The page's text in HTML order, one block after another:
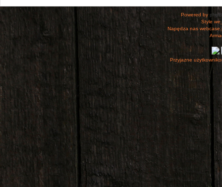
Powered by
Style
Napędza nas
Przyjazne